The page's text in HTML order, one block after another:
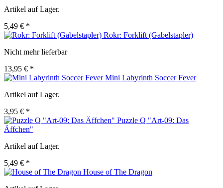
Artikel auf Lager.
5,49 € *
Rokr: Forklift (Gabelstapler)
Nicht mehr lieferbar
13,95 € *
Mini Labyrinth Soccer Fever
Artikel auf Lager.
3,95 € *
Puzzle Q "Art-09: Das
Äffchen"
Artikel auf Lager.
5,49 € *
House of The Dragon